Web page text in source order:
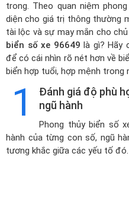
trong. Theo quan niệm
diện cho giá trị thông thường
tài lộc và sự may mắn cho
biển số xe 96649 là gì? Hãy
để có cái nhìn rõ nét hơn về
biển hợp tuổi, hợp mệnh trong
1
Đánh giá độ phù
ngũ hành
Phong thủy biển số
hành của từng con số, ngũ
tương khắc giữa các yếu tố đó.